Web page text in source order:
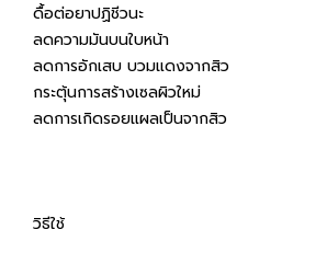
ดื้อต่อยาปฏิชีวนะ
ลดความมันบนใบหน้า
ลดการอักเสบ บวมแดงจากสิว
กระตุ้นการสร้างเซลผิวใหม่
ลดการเกิดรอยแผลเป็นจากสิว
วิธีใช้